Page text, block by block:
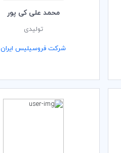
محمد علی کی پور
تولیدی
شرکت فروسیلیس ایران